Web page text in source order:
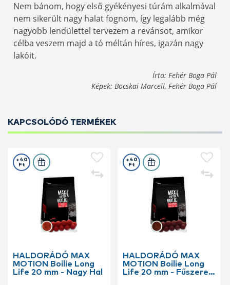
Nem bánom, hogy első gyékényesi túrám alkalmával
nem sikerült nagy halat fognom, így legalább még
nagyobb lendülettel tervezem a revánsot, amikor
célba veszem majd a tó méltán híres, igazán nagy
lakóit.
Írta: Fehér Boga Pál
Képek: Bocskai Marcell, Fehér Boga Pál
KAPCSOLÓDÓ TERMÉKEK
HALDORÁDÓ MAX
MOTION Boilie Long
Life 20 mm - Nagy Hal
+40
Ft
HALDORÁDÓ MAX
MOTION Boilie Long
Life 20 mm - Fűszeres
+40
Ft